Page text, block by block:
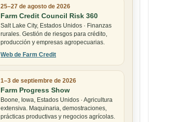
25–27 de agosto de 2026
Farm Credit Council Risk 360
Salt Lake City, Estados Unidos · Finanzas
rurales. Gestión de riesgos para crédito,
producción y empresas agropecuarias.
Web de Farm Credit
1–3 de septiembre de 2026
Farm Progress Show
Boone, Iowa, Estados Unidos · Agricultura
extensiva. Maquinaria, demostraciones,
prácticas productivas y negocios agrícolas.